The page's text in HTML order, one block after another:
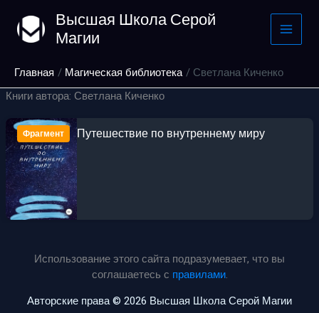
содержимому
Высшая Школа Серой
Магии
Главная Магическая библиотека
Светлана Киченко
Книги автора: Светлана Киченко
Фрагмент Путешествие по внутреннему миру
Использование этого сайта подразумевает, что вы
соглашаетесь с правилами.
Авторские права © 2026 Высшая Школа Серой Магии